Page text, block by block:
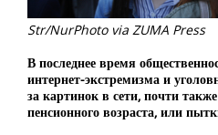
Str/NurPhoto via ZUMA Press
В последнее время
интернет-экстремизма и
за картинок в сети, почти
пенсионного возраста, или